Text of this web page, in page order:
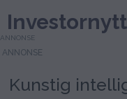
Investornytt
ANNONSE
Kunstig